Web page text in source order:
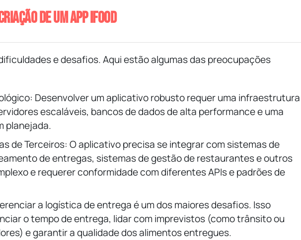
de um app iFood
e desafios. Aqui estão algumas das preocupações
Desenvolver um aplicativo robusto requer uma infraestrutura
escaláveis, bancos de dados de alta performance e uma
planejada.
de Terceiros: O aplicativo precisa se integrar com sistemas de
de entregas, sistemas de gestão de restaurantes e outros
e requerer conformidade com diferentes APIs e padrões de
a logística de entrega é um dos maiores desafios. Isso
o tempo de entrega, lidar com imprevistos (como trânsito ou
e garantir a qualidade dos alimentos entregues.